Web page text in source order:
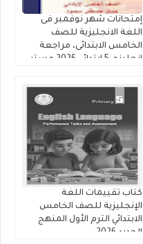
إمتحانات شهر نوفمبر فى
اللغة الانجليزية للصف
الخامس الابتدائى، مراجعة
إنجليزي 5 ابتدائي 2026 مستر
كتاب تقييمات اللغة
الإنجليزية للصف الخامس
الابتدائي الترم الأول المنهج
الجديد 2026